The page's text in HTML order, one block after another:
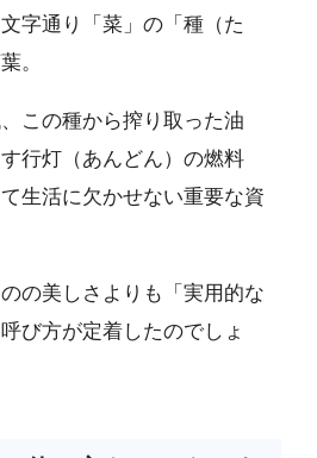
字通り「菜」の「種（た
。
この種から搾り取った油
行灯（あんどん）の燃料
生活に欠かせない重要な資
の美しさよりも「実用的な
び方が定着したのでしょ